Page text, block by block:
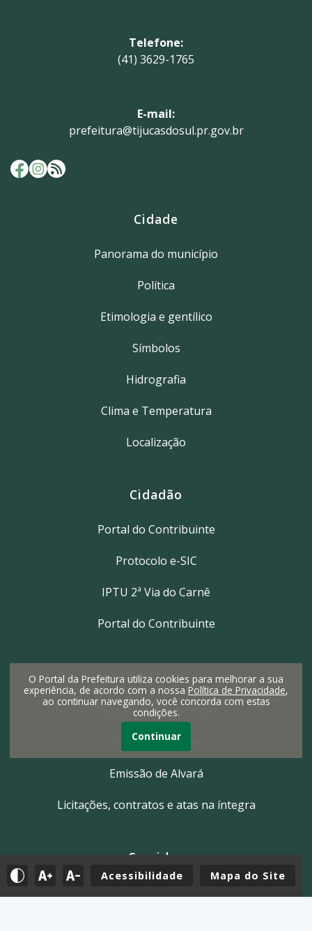
Acessibilidade Mapa do Site
Telefone:
(41) 3629-1765
E-mail:
prefeitura@tijucasdosul.pr.gov.br
Cidade
Panorama do município
Política
Etimologia e gentílico
Símbolos
Hidrografia
Clima e Temperatura
Localização
Cidadão
Portal do Contribuinte
Protocolo e-SIC
IPTU 2ª Via do Carnê
Portal do Contribuinte
Empresa
Nota Fiscal Eletrônica
Certidão Negativa
Emissão de Alvará
Licitações, contratos e atas na íntegra
Servidor
O Portal da Prefeitura utiliza cookies para melhorar a sua
experiência, de acordo com a nossa Política de Privacidade,
ao continuar navegando, você concorda com estas
condições.
Continuar